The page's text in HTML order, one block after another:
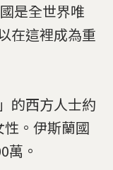
是全世界唯
在這裡成為重
的西方人士約
。伊斯蘭國
萬。